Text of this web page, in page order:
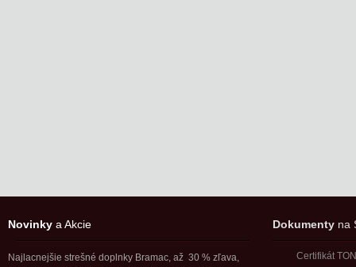
Novinky a Akcie
Najlacnejšie strešné doplnky Bramac, až 30 % zľava,
Dokumentyna
Certifikát